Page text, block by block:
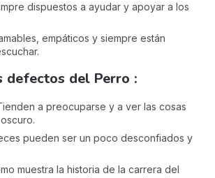
dispuestos a ayudar y apoyar a los
empáticos y siempre están
defectos del Perro :
a preocuparse y a ver las cosas
pueden ser un poco desconfiados y
muestra la historia de la carrera del